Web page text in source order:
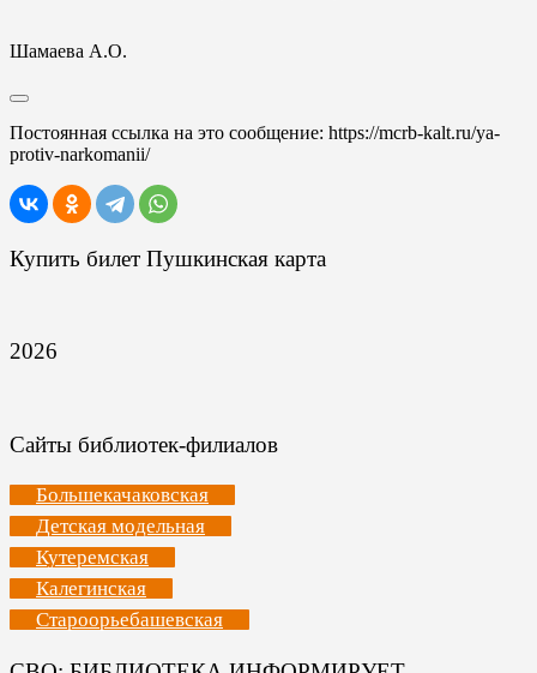
Шамаева А.О.
Постоянная ссылка на это сообщение: https://mcrb-kalt.ru/ya-
protiv-narkomanii/
Купить билет Пушкинская карта
2026
Сайты библиотек-филиалов
Большекачаковская
Детская модельная
Кутеремская
Калегинская
Староорьебашевская